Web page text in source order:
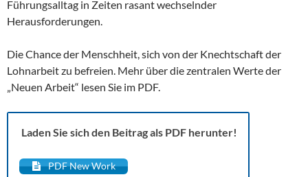
Führungsalltag in Zeiten rasant wechselnder
Herausforderungen.
Die Chance der Menschheit, sich von der Knechtschaft der
Lohnarbeit zu befreien. Mehr über die zentralen Werte der
„Neuen Arbeit“ lesen Sie im PDF.
Laden Sie sich den Beitrag als PDF herunter!
PDF New Work